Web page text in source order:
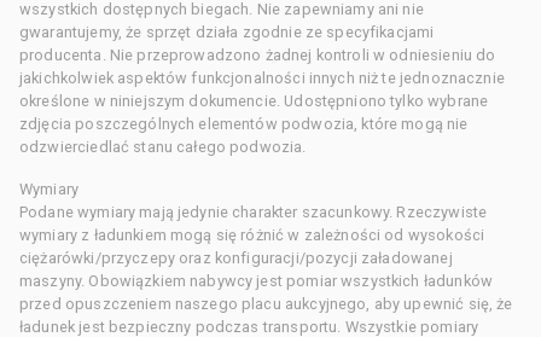
wszystkich dostępnych biegach. Nie zapewniamy ani nie
gwarantujemy, że sprzęt działa zgodnie ze specyfikacjami
producenta. Nie przeprowadzono żadnej kontroli w odniesieniu do
jakichkolwiek aspektów funkcjonalności innych niż te jednoznacznie
określone w niniejszym dokumencie. Udostępniono tylko wybrane
zdjęcia poszczególnych elementów podwozia, które mogą nie
odzwierciedlać stanu całego podwozia.
Wymiary
Podane wymiary mają jedynie charakter szacunkowy. Rzeczywiste
wymiary z ładunkiem mogą się różnić w zależności od wysokości
ciężarówki/przyczepy oraz konfiguracji/pozycji załadowanej
maszyny. Obowiązkiem nabywcy jest pomiar wszystkich ładunków
przed opuszczeniem naszego placu aukcyjnego, aby upewnić się, że
ładunek jest bezpieczny podczas transportu. Wszystkie pomiary